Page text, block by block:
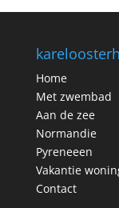
Home
Met zwembad
Aan de zee
Normandie
Pyreneeen
Vakantie
Contact